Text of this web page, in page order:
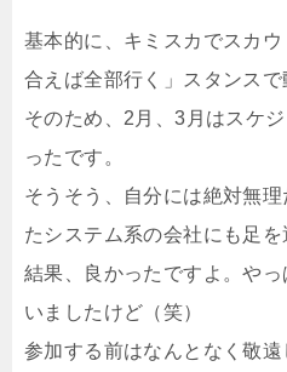
基本的に、キミスカでスカ
合えば全部行く」スタンスで
そのため、2月、3月はスケ
ったです。
そうそう、自分には絶対無
たシステム系の会社にも足を
結果、良かったですよ。や
いましたけど（笑）
参加する前はなんとなく敬